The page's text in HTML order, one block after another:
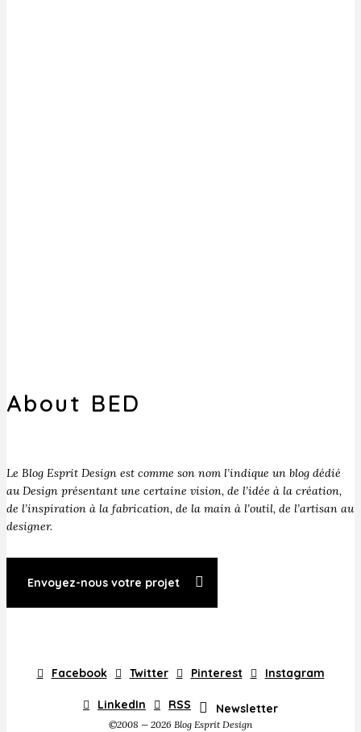
About BED
Le Blog Esprit Design est comme son nom l’indique un blog dédié
au Design présentant une certaine vision, de l’idée à la création,
de l’inspiration à la fabrication, de la main à l’outil, de l’artisan au
designer.
Envoyez-nous votre projet
Facebook Twitter Pinterest Instagram
LinkedIn RSS Newsletter
©2008 — 2026 Blog Esprit Design